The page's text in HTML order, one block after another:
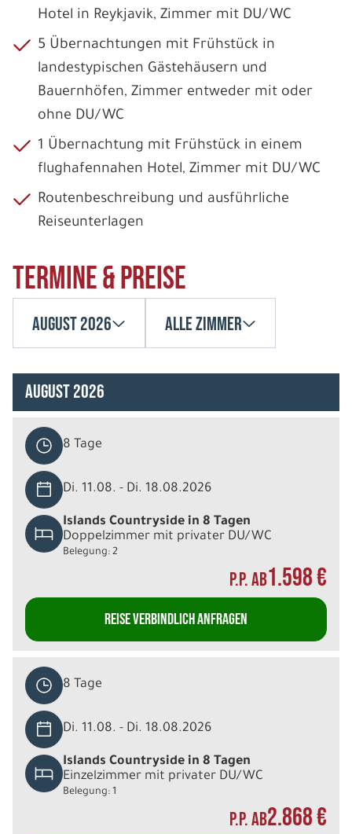
Hotel in Reykjavik, Zimmer mit DU/WC
5 Übernachtungen mit Frühstück in
landestypischen Gästehäusern und
Bauernhöfen, Zimmer entweder mit oder
ohne DU/WC
1 Übernachtung mit Frühstück in einem
flughafennahen Hotel, Zimmer mit DU/WC
Routenbeschreibung und ausführliche
Reiseunterlagen
Termine & Preise
August 2026 Alle Zimmer
August 2026
8 Tage
Di. 11.08. - Di. 18.08.2026
Islands Countryside in 8 Tagen
Doppelzimmer mit privater DU/WC
Belegung: 2
P.P. AB1.598 €
REISE VERBINDLICH ANFRAGEN
8 Tage
Di. 11.08. - Di. 18.08.2026
Islands Countryside in 8 Tagen
Einzelzimmer mit privater DU/WC
Belegung: 1
P.P. AB2.868 €